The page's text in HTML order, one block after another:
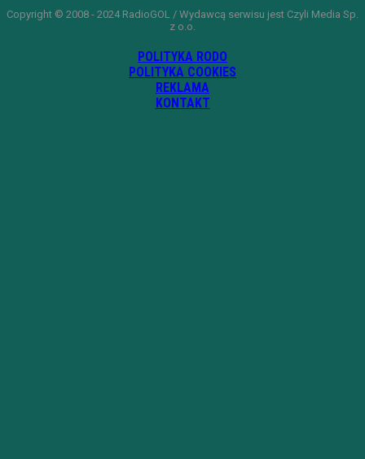
Copyright © 2008 - 2024 RadioGOL / Wydawcą serwisu jest Czyli Media Sp.
z o.o.
POLITYKA RODO
POLITYKA COOKIES
REKLAMA
KONTAKT